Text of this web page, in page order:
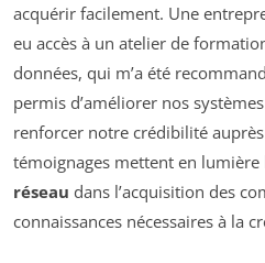
acquérir facilement. Une
eu accès à un atelier de
données, qui m’a été
permis d’améliorer nos
renforcer notre crédibilité
témoignages mettent en lumière
réseau dans l’acquisition des
connaissances nécessaires à la